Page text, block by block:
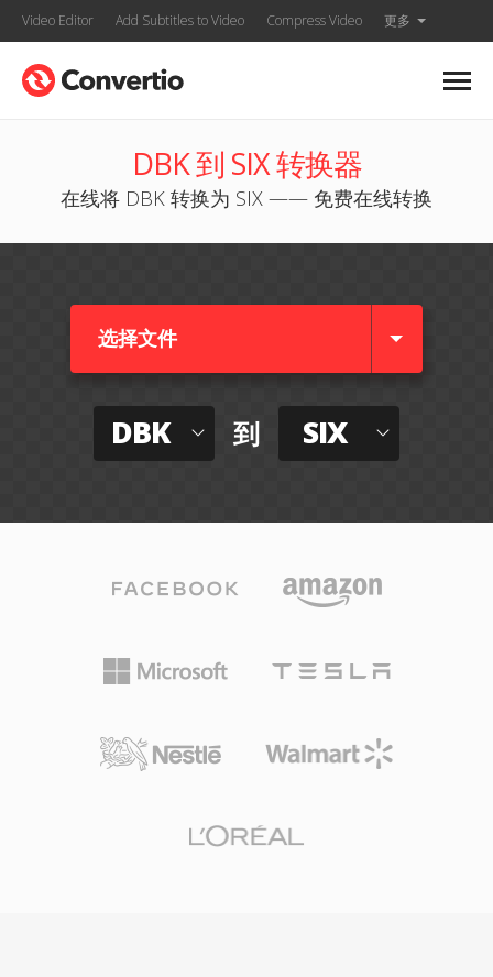
Video Editor Add Subtitles to Video Compress Video 更多
DBK 到 SIX 转换器
在线将 DBK 转换为 SIX —— 免费在线转换
选择文件
DBK 到 SIX